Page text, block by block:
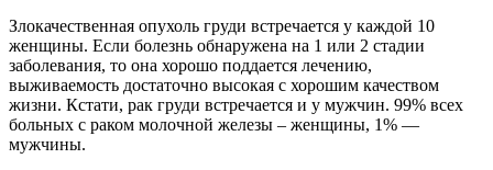
Злокачественная опухоль груди встречается у каждой 10
женщины. Если болезнь обнаружена на 1 или 2 стадии
заболевания, то она хорошо поддается лечению,
выживаемость достаточно высокая с хорошим качеством
жизни. Кстати, рак груди встречается и у мужчин. 99% всех
больных с раком молочной железы – женщины, 1% —
мужчины.